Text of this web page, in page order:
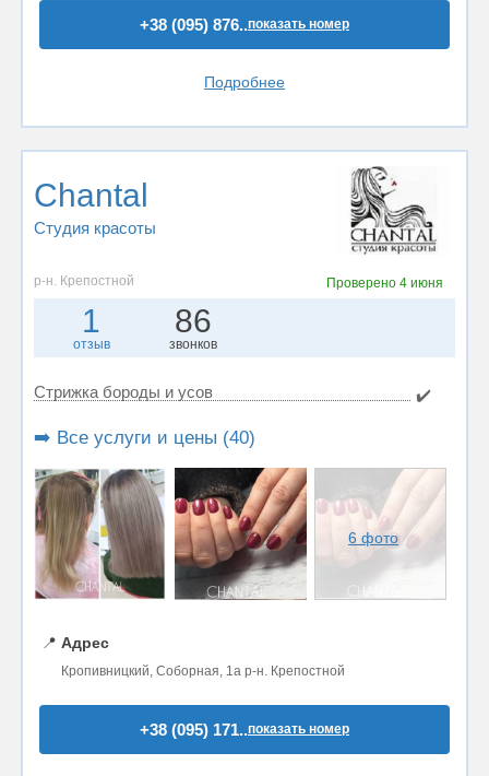
+38 (095) 876..показать номер
Подробнее
Chantal
Студия красоты
р-н. Крепостной Проверено4 июня
1
отзыв
86
звонков
Стрижка бороды и усов ✔️
➡️ Все услуги и цены (40)
6 фото
📍 Адрес
Кропивницкий, Соборная, 1а р-н. Крепостной
+38 (095) 171..показать номер